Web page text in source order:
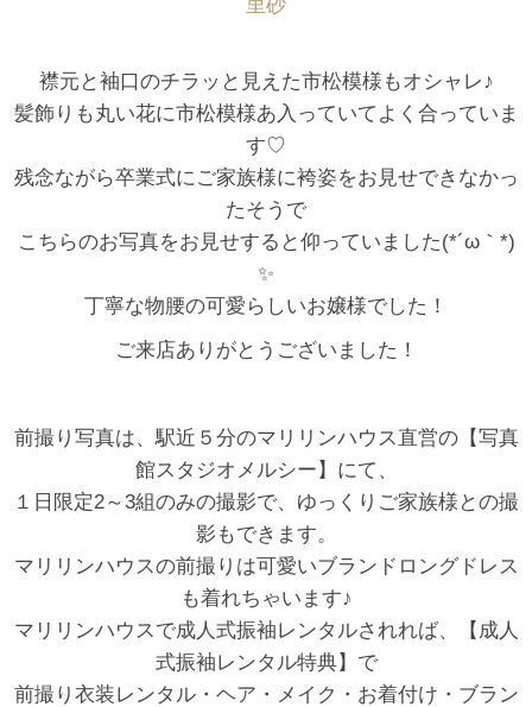
襟元と袖口のチラッと見えた市松模様もオシャレ♪
髪飾りも丸い花に市松模様あ入っていてよく合っていま
す♡
残念ながら卒業式にご家族様に袴姿をお見せできなかっ
たそうで
こちらのお写真をお見せすると仰っていました(*´ω｀*)
✨
丁寧な物腰の可愛らしいお嬢様でした！
ご来店ありがとうございました！
前撮り写真は、駅近５分のマリリンハウス直営の【写真
館スタジオメルシー】にて、
１日限定2～3組のみの撮影で、ゆっくりご家族様との撮
影もできます。
マリリンハウスの前撮りは可愛いブランドロングドレス
も着れちゃいます♪
マリリンハウスで成人式振袖レンタルされれば、【成人
式振袖レンタル特典】で
前撮り衣装レンタル・ヘア・メイク・お着付け・ブラン